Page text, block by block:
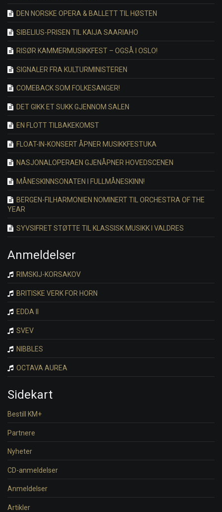
DEN NORSKE OPERA & BALLETT TIL HØSTEN
SIBELIUS-PRISEN TIL KAIJA SAARIAHO
RISØR KAMMERMUSIKKFEST – OGSÅ I OSLO!
SIGNALER FRA KULTURMINISTEREN
COMEBACK SOM FOLKESANGER!
DET GIKK ET SUKK GJENNOM SALEN
EN FLOTT TILBAKEKOMST
FLOAT-IN-KONSERT ÅPNER MUSIKKFESTUKA
NASJONALOPERAEN GJENÅPNER HOVEDSCENEN
MÅNESKINNSONATEN I FULLMÅNESKINN!
BERGEN-FILHARMONIEN NOMINERT TIL ORCHESTRA OF THE
YEAR
SYVSIFRET STØTTE TIL KLASSISK MUSIKK I VALDRES
Anmeldelser
RIMSKIJ-KORSAKOV
BRITISKE VERK FOR HORN
EDDA II
SVEV
NIBBLES
OCTAVA AUREA
Sidekart
Bestill KM+
Partnere
Nyheter
CD-anmeldelser
Anmeldelser
Artikler